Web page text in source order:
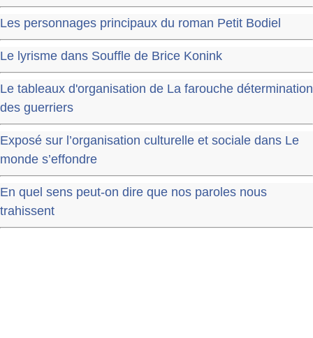
Les personnages principaux du roman Petit Bodiel
Le lyrisme dans Souffle de Brice Konink
Le tableaux d'organisation de La farouche détermination
des guerriers
Exposé sur l’organisation culturelle et sociale dans Le
monde s’effondre
En quel sens peut-on dire que nos paroles nous
trahissent